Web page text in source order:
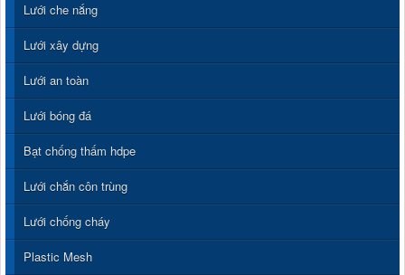
Lưới che nắng
Lưới xây dựng
Lưới an toàn
Lưới bóng đá
Bạt chống thấm hdpe
Lưới chắn côn trùng
Lưới chống cháy
Plastic Mesh